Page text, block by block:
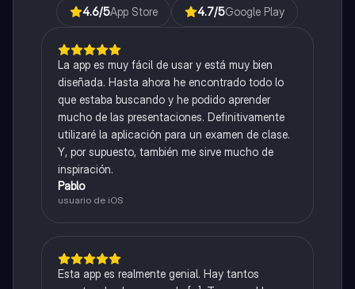
4.6/5App Store 4.7/5Google Play
La app es muy fácil de usar y está muy bien
diseñada. Hasta ahora he encontrado todo lo
que estaba buscando y he podido aprender
mucho de las presentaciones. Definitivamente
utilizaré la aplicación para un examen de clase.
Y, por supuesto, también me sirve mucho de
inspiración.
Pablo
usuario de iOS
Esta app es realmente genial. Hay tantos